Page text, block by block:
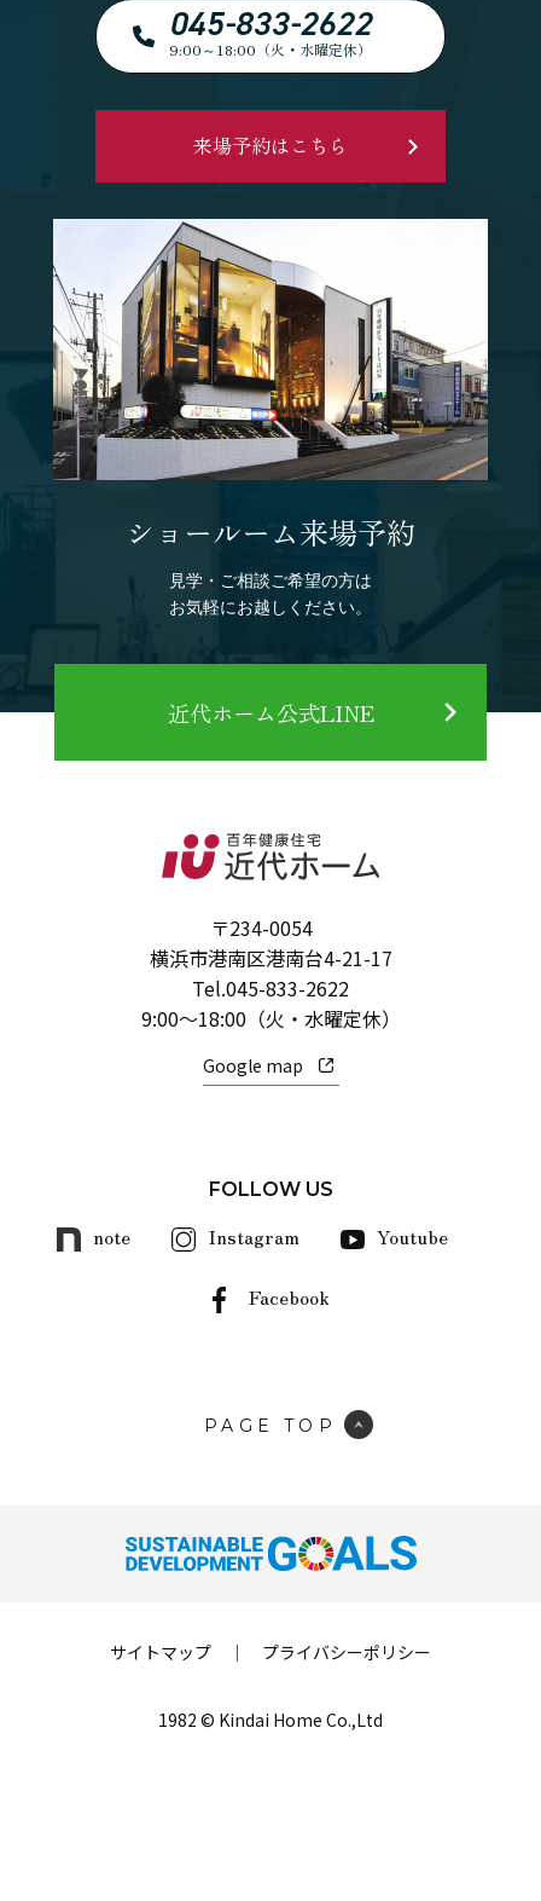
045-833-2622
9:00～18:00（火・水曜定休）
来場予約はこちら
ショールーム来場予約
見学・ご相談ご希望の方は
お気軽にお越しください。
近代ホーム公式LINE
〒234-0054
横浜市港南区港南台4-21-17
Tel.045-833-2622
9:00～18:00（火・水曜定休）
Google map
FOLLOW US
note Instagram Youtube
Facebook
PAGE TOP
サイトマップ ｜ プライバシーポリシー
1982 © Kindai Home Co.,Ltd